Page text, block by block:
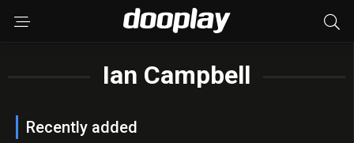
Ian Campbell
Recently added